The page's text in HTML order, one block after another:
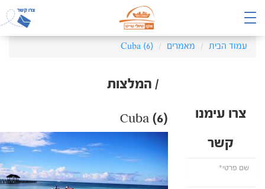
עמוד הבית מאמרים Cuba (6)
/ המלצות
צרו עימנו
קשר
Cuba (6)